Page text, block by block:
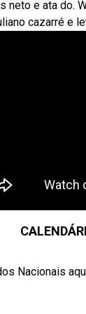
neto e ata do.
cazarré e
Nacionais